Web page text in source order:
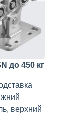
до 450 кг
верхний